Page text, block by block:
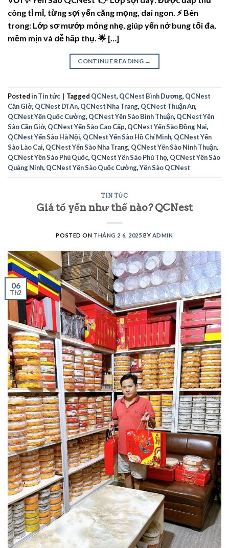
công tỉ mỉ, từng sợi yến căng mọng, dai ngon. ⚡️ Bên
trong: Lớp sơ mướp mỏng nhẹ, giúp yến nở bung tối đa,
mềm mịn và dễ hấp thụ. 🌟 […]
CONTINUE READING →
Posted inTin tức | Tagged QCNest, QCNest Bình Dương, QCNest
Cần Giờ, QCNest Dĩ An, QCNest Nha Trang, QCNest Thuận An,
QCNest Yến Quốc Cường, QCNest Yến Sào Bình Thuận, QCNest Yến
Sào Cần Giờ, QCNest Yến Sào Cao Cấp, QCNest Yến Sào Đồng Nai,
QCNest Yến Sào Hà Nội, QCNest Yến Sào Hồ Chí Minh, QCNest Yến
Sào Lào Cai, QCNest Yến Sào Nha Trang, QCNest Yến Sào Ninh Thuận,
QCNest Yến Sào Phú Quốc, QCNest Yến Sào Phú Thọ, QCNest Yến Sào
Quảng Ninh, QCNest Yến Sào Quốc Cường,Yến Sào QCNest
TIN TỨC
Giá tổ yến như thế nào? QCNest
POSTED ON THÁNG 2 6, 2025 BY ADMIN
06
Th2